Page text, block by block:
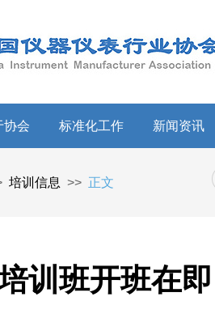
协会 标准化工作 新闻资讯
培训信息 >> 正文
训班开班在